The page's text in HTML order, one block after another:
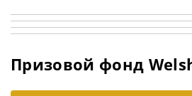
Призовой фонд